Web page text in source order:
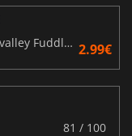
Snufkin Melody of Moominvalley Fuddler's Courtship 2.99€
81 / 100